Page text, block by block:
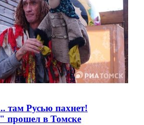
там Русью пахнет!
прошел в Томске